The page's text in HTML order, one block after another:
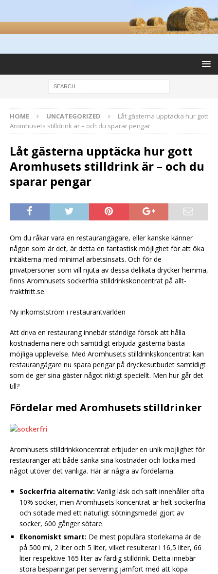
HOME UNCATEGORIZED
Låt gästerna upptäcka hur gott
Aromhusets stilldrink är – och du sparar pengar
Låt gästerna upptäcka hur gott
Aromhusets stilldrink är – och du
sparar pengar
Om du råkar vara en restaurangägare, eller kanske känner
någon som är det, är detta en fantastisk möjlighet för att öka
intäkterna med minimal arbetsinsats. Och för de
privatpersoner som vill njuta av dessa delikata drycker hemma,
finns Aromhusets sockerfria stilldrinkskoncentrat på allt-
fraktfritt.se.
Ny inkomstström i restaurantvärlden
Att driva en restaurang innebär ständiga försök att hålla
kostnaderna nere och samtidigt erbjuda gästerna bästa
möjliga upplevelse. Med Aromhusets stilldrinkskoncentrat kan
restaurangägare nu spara pengar på dryckesutbudet samtidigt
som de ger sina gäster något riktigt speciellt. Men hur går det
till?
Fördelar med Aromhusets stilldrinker
Aromhusets stilldrinkkoncentrat erbjuder en unik möjlighet för
restauranger att både sänka sina kostnader och locka med
något utöver det vanliga. Här är några av fördelarna:
Sockerfria alternativ: Vanlig läsk och saft innehåller ofta
10% socker, men Aromhusets koncentrat är helt sockerfria
och sötade med ett naturligt sötningsmedel gjort av
socker, 600 gånger sötare.
Ekonomiskt smart: De mest populära storlekarna är de
på 500 ml, 2 liter och 5 liter, vilket resulterar i 16,5 liter, 66
liter respektive 165 liter av färdig stilldrink. Detta innebär
stora besparingar per servering jämfört med att köpa